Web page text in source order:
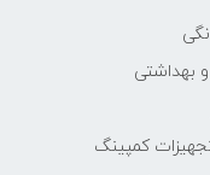
بهداشتی
کمپینگ